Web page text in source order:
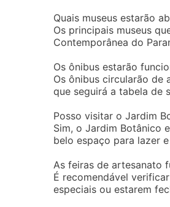
Quais museus estarão
Os principais museus
Contemporânea do
Os ônibus estarão
Os ônibus circularão de
que seguirá a tabela de
Posso visitar o Jardim
Sim, o Jardim Botânico
belo espaço para lazer
As feiras de artesanato
É recomendável
especiais ou estarem